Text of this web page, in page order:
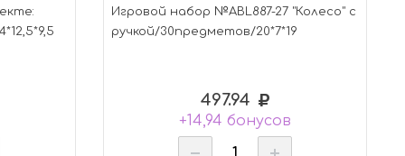
Игровой набор №ABL887-27 "Колесо" с
ручкой/30предметов/20*7*19
497.94
+14,94 бонусов